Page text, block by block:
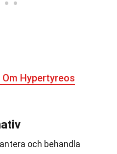
Om Hypertyreos
och behandla